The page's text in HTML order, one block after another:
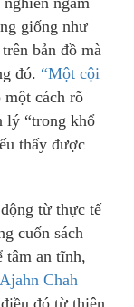
giống như
bản đồ mà
đó. “Một cội
một cách rõ
lý “trong khổ
thấy được
từ thực tế
cuốn sách
tâm an tĩnh,
Ajahn Chah
đó từ thiên